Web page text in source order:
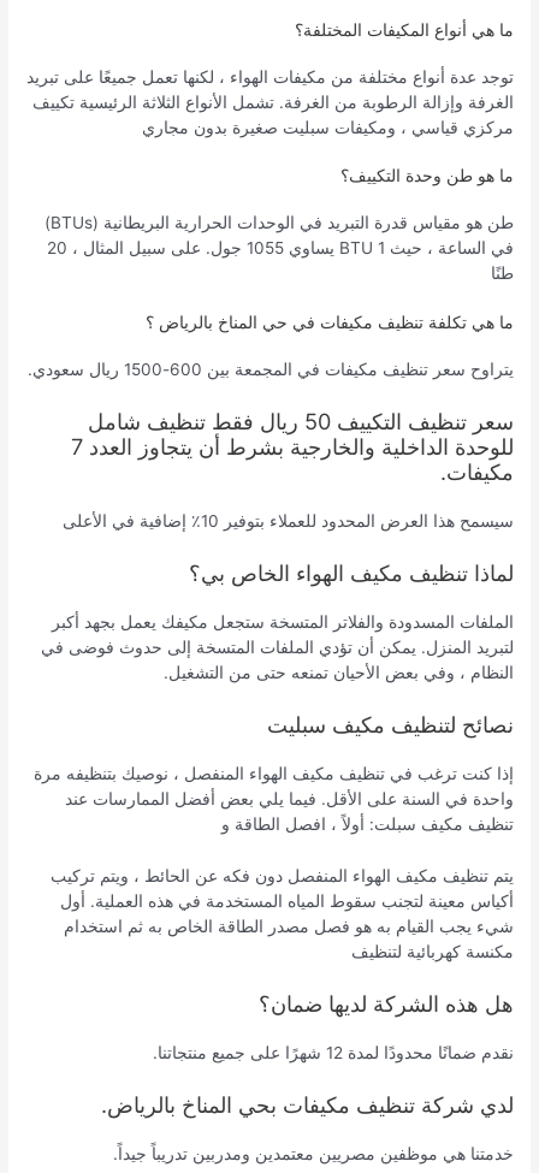
ما هي أنواع المكيفات المختلفة؟
توجد عدة أنواع مختلفة من مكيفات الهواء ، لكنها تعمل جميعًا على تبريد
الغرفة وإزالة الرطوبة من الغرفة. تشمل الأنواع الثلاثة الرئيسية تكييف
مركزي قياسي ، ومكيفات سبليت صغيرة بدون مجاري
ما هو طن وحدة التكييف؟
طن هو مقياس قدرة التبريد في الوحدات الحرارية البريطانية (BTUs)
في الساعة ، حيث 1 BTU يساوي 1055 جول. على سبيل المثال ، 20
طنًا
ما هي تكلفة تنظيف مكيفات في حي المناخ بالرياض ؟
يتراوح سعر تنظيف مكيفات في المجمعة بين 600-1500 ريال سعودي.
سعر تنظيف التكييف 50 ريال فقط تنظيف شامل
للوحدة الداخلية والخارجية بشرط أن يتجاوز العدد 7
مكيفات.
سيسمح هذا العرض المحدود للعملاء بتوفير 10٪ إضافية في الأعلى
لماذا تنظيف مكيف الهواء الخاص بي؟
الملفات المسدودة والفلاتر المتسخة ستجعل مكيفك يعمل بجهد أكبر
لتبريد المنزل. يمكن أن تؤدي الملفات المتسخة إلى حدوث فوضى في
النظام ، وفي بعض الأحيان تمنعه حتى من التشغيل.
نصائح لتنظيف مكيف سبليت
إذا كنت ترغب في تنظيف مكيف الهواء المنفصل ، نوصيك بتنظيفه مرة
واحدة في السنة على الأقل. فيما يلي بعض أفضل الممارسات عند
تنظيف مكيف سبلت: أولاً ، افصل الطاقة و
يتم تنظيف مكيف الهواء المنفصل دون فكه عن الحائط ، ويتم تركيب
أكياس معينة لتجنب سقوط المياه المستخدمة في هذه العملية. أول
شيء يجب القيام به هو فصل مصدر الطاقة الخاص به ثم استخدام
مكنسة كهربائية لتنظيف
هل هذه الشركة لديها ضمان؟
نقدم ضمانًا محدودًا لمدة 12 شهرًا على جميع منتجاتنا.
لدي شركة تنظيف مكيفات بحي المناخ بالرياض.
خدمتنا هي موظفين مصريين معتمدين ومدربين تدريباً جيداً.